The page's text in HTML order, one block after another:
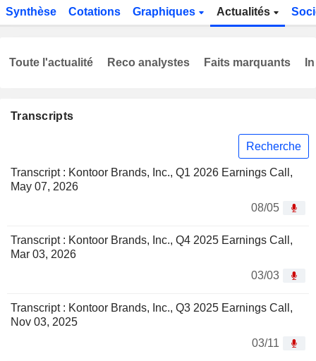
Synthèse Cotations Graphiques Actualités
Transcripts
Recherche
Transcript : Kontoor Brands, Inc., Q1 2026 Earnings Call,
May 07, 2026
08/05
Transcript : Kontoor Brands, Inc., Q4 2025 Earnings Call,
Mar 03, 2026
03/03
Transcript : Kontoor Brands, Inc., Q3 2025 Earnings Call,
Nov 03, 2025
03/11
Toute l'actualité Reco analystes Faits marquants